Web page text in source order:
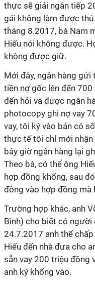
thực sẽ giải ngân tiếp
gái không làm được
tháng 8.2017, bà Nam
Hiếu nói không được.
không được giữ.
Mới đây, ngân hàng gửi
tiền nợ gốc lên đến
đến hỏi và được ngân
photocopy ghi nợ vay
vay, tôi ký vào bản có
thực tế tôi chỉ mới
bây giờ ngân hàng lại
Theo bà, có thể ông
hợp đồng khống, sau
đồng vào hợp đồng mà
Trường hợp khác, anh
Bình) cho biết có người
24.7.2017 anh thế
Hiếu đến nhà đưa cho
sẵn vay 200 triệu đồng
anh ký khống vào.